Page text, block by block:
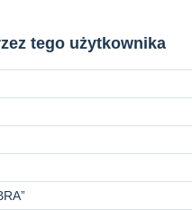
tego użytkownika